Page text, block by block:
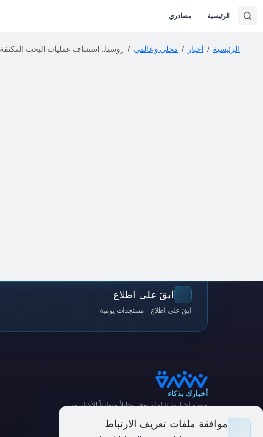
موافقة ملفات تعريف الارتباط
الرئيسية مصادري
الرئيسية أخبار محلي وعالمي روسيا.. استئناف عمليات البحث المكثفة عن عائلة مفقودة في غابة سيبيرية
ابقَ على اطلاع
ابقَ على اطلاع - مستجدات يومية
أخبارك بذكاء
منصة إخبارية شاملة توفر تحليلاً متوازناً للأخبار من